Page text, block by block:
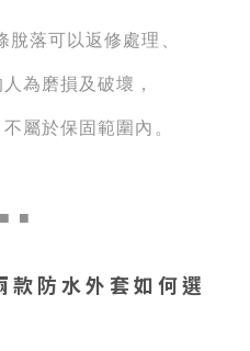
落可以返修處理、
為磨損及破壞，
屬於保固範圍內。
■ ■
款防水外套如何選